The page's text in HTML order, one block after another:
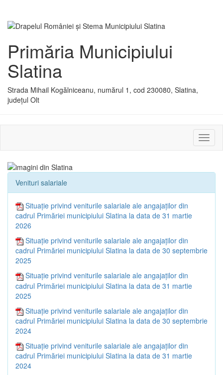
Primăria Municipiului
Slatina
Strada Mihail Kogălniceanu, numărul 1, cod 230080, Slatina,
județul Olt
sau
Venituri salariale
Situație privind veniturile salariale ale angajaților din
cadrul Primăriei municipiului Slatina la data de 31 martie
2026
Situație privind veniturile salariale ale angajaților din
cadrul Primăriei municipiului Slatina la data de 30 septembrie
2025
Situație privind veniturile salariale ale angajaților din
cadrul Primăriei municipiului Slatina la data de 31 martie
2025
Situație privind veniturile salariale ale angajaților din
cadrul Primăriei municipiului Slatina la data de 30 septembrie
2024
Situație privind veniturile salariale ale angajaților din
cadrul Primăriei municipiului Slatina la data de 31 martie
2024